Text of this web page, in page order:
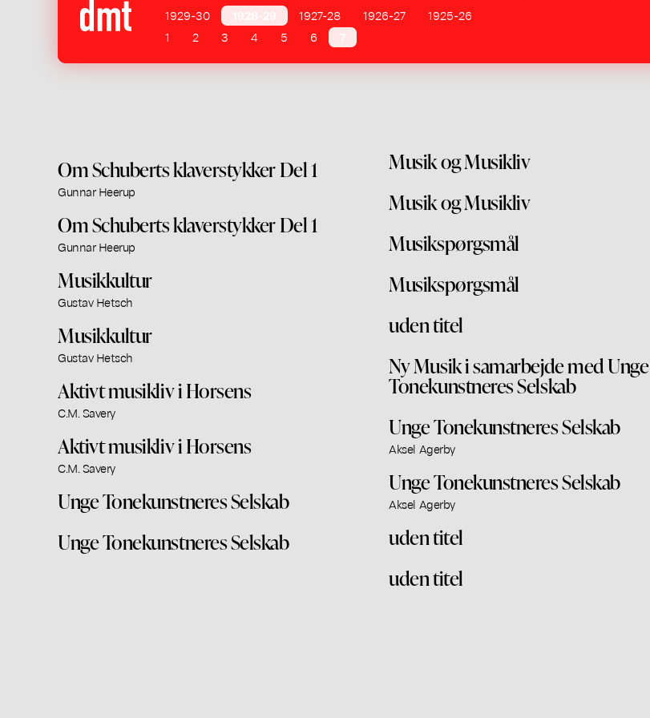
1929-30
1927-28 1926-27
1925-26
1
2 3 4 5 6
Om Schuberts klaverstykker Del 1
Gunnar Heerup
Om Schuberts klaverstykker Del 1
Gunnar Heerup
Musikkultur
Gustav Hetsch
Musikkultur
Gustav Hetsch
Aktivt musikliv i Horsens
C.M. Savery
Aktivt musikliv i Horsens
C.M. Savery
Unge Tonekunstneres Selskab
Unge Tonekunstneres Selskab
Musik og Musikliv
Musik og Musikliv
Musikspørgsmål
Musikspørgsmål
uden titel
Ny Musik i samarbejde med Unge
Tonekunstneres Selskab
Unge Tonekunstneres Selskab
Aksel Agerby
Unge Tonekunstneres Selskab
Aksel Agerby
uden titel
uden titel